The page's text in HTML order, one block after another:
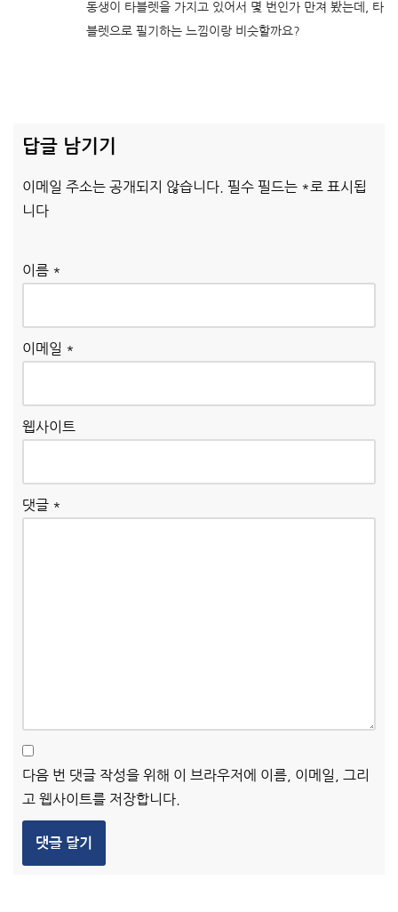
동생이 타블렛을 가지고 있어서 몇 번인가 만져 봤는데, 타
블렛으로 필기하는 느낌이랑 비슷할까요?
답글 남기기
이메일 주소는 공개되지 않습니다. 필수 필드는 * 로 표시됩
니다
이름 *
이메일 *
웹사이트
댓글 *
다음 번 댓글 작성을 위해 이 브라우저에 이름, 이메일, 그리
고 웹사이트를 저장합니다.